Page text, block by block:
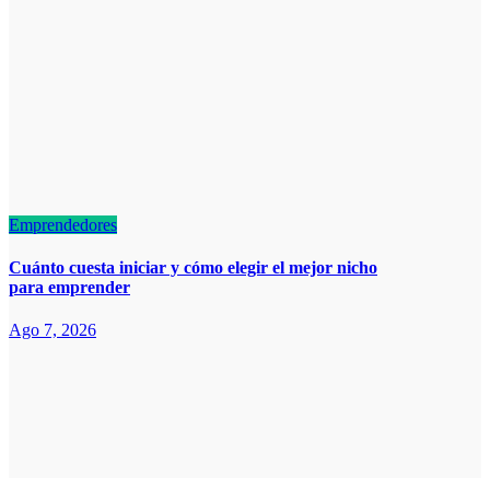
Emprendedores
Cuánto cuesta iniciar y cómo elegir el mejor nicho
para emprender
Ago 7, 2026